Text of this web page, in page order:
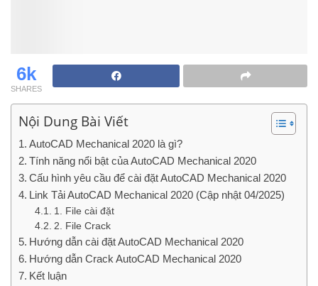
6k
SHARES
Nội Dung Bài Viết
AutoCAD Mechanical 2020 là gì?
Tính năng nổi bật của AutoCAD Mechanical 2020
Cấu hình yêu cầu để cài đặt AutoCAD Mechanical 2020
Link Tải AutoCAD Mechanical 2020 (Cập nhật 04/2025)
1. File cài đặt
2. File Crack
Hướng dẫn cài đặt AutoCAD Mechanical 2020
Hướng dẫn Crack AutoCAD Mechanical 2020
Kết luận